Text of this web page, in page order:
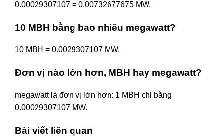
0.00029307107 = 0.00732677675 MW.
10 MBH bằng bao nhiêu megawatt?
10 MBH = 0.0029307107 MW.
Đơn vị nào lớn hơn, MBH hay megawatt?
megawatt là đơn vị lớn hơn: 1 MBH chỉ bằng
0.00029307107 MW.
Bài viết liên quan